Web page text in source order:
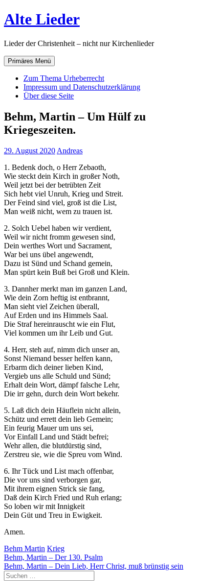
Zum
Inhalt
Alte Lieder
Lieder der Christenheit – nicht nur Kirchenlieder
Primäres Menü
Zum Thema Urheberrecht
Impressum und Datenschutzerklärung
Über diese Seite
Behm, Martin – Um Hülf zu
Kriegeszeiten.
29. August 2020 Andreas
1. Bedenk doch, o Herr Zebaoth,
Wie steckt dein Kirch in großer Noth,
Weil jetzt bei der betrübten Zeit
Sich hebt viel Unruh, Krieg und Streit.
Der Feind sind viel, groß ist die List,
Man weiß nicht, wem zu trauen ist.
2. Solch Uebel haben wir verdient,
Weil wir nicht fromm gewesen sind,
Dein werthes Wort und Sacrament,
War bei uns übel angewendt,
Dazu ist Sünd und Schand gemein,
Man spürt kein Buß bei Groß und Klein.
3. Dannher merkt man im ganzen Land,
Wie dein Zorn heftig ist entbrannt,
Man sieht viel Zeichen überall,
Auf Erden und ins Himmels Saal.
Die Straf hereinrauscht wie ein Flut,
Viel kommen um ihr Leib und Gut.
4. Herr, steh auf, nimm dich unser an,
Sonst Niemand besser helfen kann,
Erbarm dich deiner lieben Kind,
Vergieb uns alle Schuld und Sünd;
Erhalt dein Wort, dämpf falsche Lehr,
Die irr gehn, durch dein Wort bekehr.
5. Laß dich dein Häuflein nicht allein,
Schütz und errett dein lieb Gemein;
Ein feurig Mauer um uns sei,
Vor Einfall Land und Städt befrei;
Wehr allen, die blutdürstig sind,
Zerstreu sie, wie die Spreu vom Wind.
6. Ihr Tück und List mach offenbar,
Die vor uns sind verborgen gar,
Mit ihrem eignen Strick sie fang,
Daß dein Kirch Fried und Ruh erlang;
So loben wir mit Innigkeit
Dein Güt und Treu in Ewigkeit.
Amen.
Behm Martin Krieg
Beitragsnavigation
Behm, Martin – Der 130. Psalm
Behm, Martin – Dein Lieb, Herr Christ, muß brünstig sein
Diese
Cookies
sind nicht
optional.
Sie werden
benötigt,
Website
funktioniert.
Statistik
Cookies
können wir die
Funktionsweise
und Struktur
der Website
auf Basis der
verbessern.
Erfahrung
Damit unsere
während
so gut wie
möglich
funktioniert.
Wenn Sie